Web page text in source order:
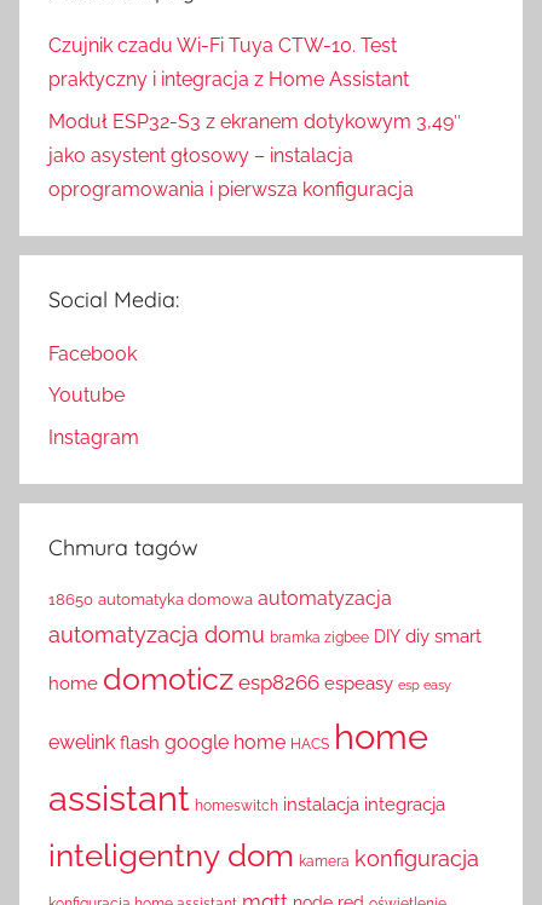
Czujnik czadu Wi-Fi Tuya CTW-10. Test
praktyczny i integracja z Home Assistant
Moduł ESP32-S3 z ekranem dotykowym 3,49″
jako asystent głosowy – instalacja
oprogramowania i pierwsza konfiguracja
Social Media:
Facebook
Youtube
Instagram
Chmura tagów
18650 automatyka domowa automatyzacja
automatyzacja domu bramka zigbee DIY diy smart
home domoticz esp8266 espeasy esp easy
ewelink flash google home HACS home
assistant homeswitch instalacja integracja
inteligentny dom kamera konfiguracja